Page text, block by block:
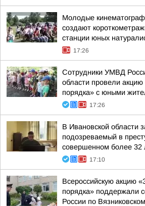
Молодые
создают
станции юных
17:26
Сотрудники УМВД
области провели
порядка» с юными
17:26
В Ивановской области
подозреваемый в
совершенном более 32
17:10
Всероссийскую акцию
порядка» поддержали
России по